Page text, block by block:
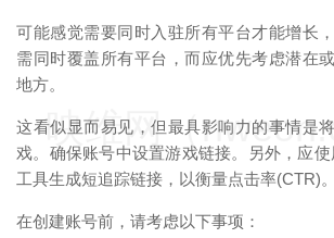
可能感觉需要同时入驻所有平台才能增长
需同时覆盖所有平台，而应优先考虑潜在
地方。
这看似显而易见，但最具影响力的事情是
戏。确保账号中设置游戏链接。另外，应
工具生成短追踪链接，以衡量点击率(CTR)。
在创建账号前，请考虑以下事项：
映维网（